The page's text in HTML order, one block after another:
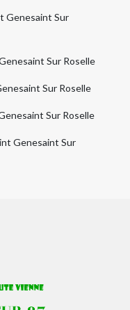
Genesaint Sur
Sur Roselle
Sur Roselle
Sur Roselle
Genesaint Sur